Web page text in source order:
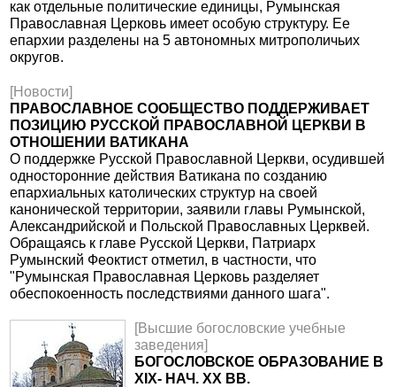
как отдельные политические единицы, Румынская
Православная Церковь имеет особую структуру. Ее
епархии разделены на 5 автономных митрополичьих
округов.
[Новости]
ПРАВОСЛАВНОЕ СООБЩЕСТВО ПОДДЕРЖИВАЕТ
ПОЗИЦИЮ РУССКОЙ ПРАВОСЛАВНОЙ ЦЕРКВИ В
ОТНОШЕНИИ ВАТИКАНА
О поддержке Русской Православной Церкви, осудившей
односторонние действия Ватикана по созданию
епархиальных католических структур на своей
канонической территории, заявили главы Румынской,
Александрийской и Польской Православных Церквей.
Обращаясь к главе Русской Церкви, Патриарх
Румынский Феоктист отметил, в частности, что
"Румынская Православная Церковь разделяет
обеспокоенность последствиями данного шага".
[Высшие богословские учебные
заведения]
БОГОСЛОВСКОЕ ОБРАЗОВАНИЕ В
XIX- НАЧ. XX ВВ.